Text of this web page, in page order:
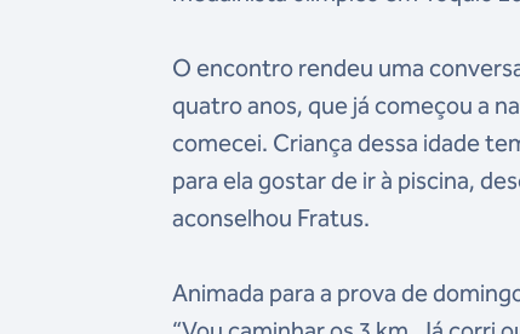
O encontro rendeu uma
quatro anos, que já começou a
comecei. Criança dessa idade
para ela gostar de ir à piscina,
aconselhou Fratus.
Animada para a prova de